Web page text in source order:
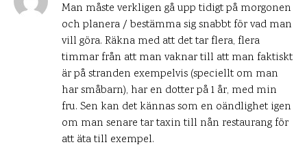
Man måste verkligen gå upp tidigt på morgonen
och planera / bestämma sig snabbt för vad man
vill göra. Räkna med att det tar flera, flera
timmar från att man vaknar till att man faktiskt
är på stranden exempelvis (speciellt om man
har småbarn), har en dotter på 1 år, med min
fru. Sen kan det kännas som en oändlighet igen
om man senare tar taxin till nån restaurang för
att äta till exempel.